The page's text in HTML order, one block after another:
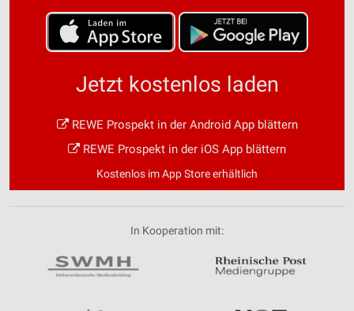
Jetzt kostenlos laden
REWE Prospekt in der Android App blättern
REWE Prospekt in der iOS App blättern
Kostenlos im App Store erhältlich
In Kooperation mit: